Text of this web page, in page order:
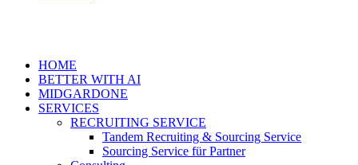
HOME
BETTER WITH AI
MIDGARDONE
SERVICES
RECRUITING SERVICE
Tandem Recruiting & Sourcing Service
Sourcing Service für Partner